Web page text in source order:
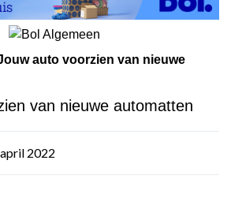
auto voorzien van nieuwe
van nieuwe automatten
2022